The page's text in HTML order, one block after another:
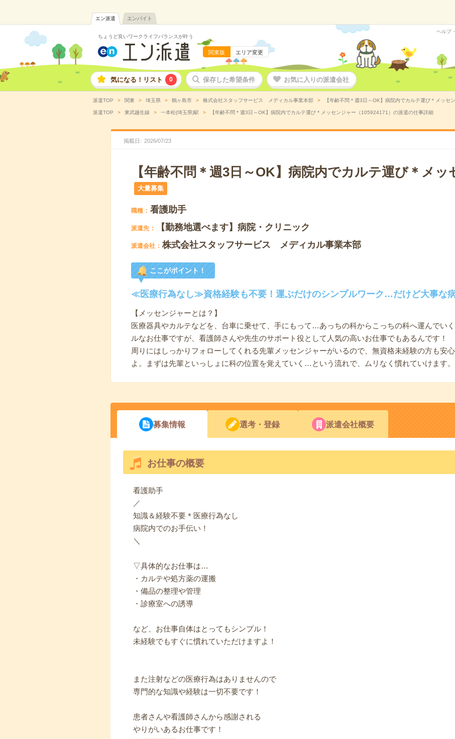
エン派遣 エンバイト
ちょうど良いワークライフバランスが叶う
関東版 エリア変更
ヘルプ
気になる！リスト 0 保存した希望条件 お気に入りの派遣会社
派遣TOP 関東 埼玉県 鶴ヶ島市 株式会社スタッフサービス メディカル事業本部 【年齢不問＊週3日～OK】病院内でカルテ運び＊メッ
派遣TOP 東武越生線 一本松(埼玉県)駅 【年齢不問＊週3日～OK】病院内でカルテ運び＊メッセンジャー（105924171）の派遣の仕事詳細
掲載日 2026/07/23
【年齢不問＊週3日～OK】病院内でカルテ運び＊メッ
大量募集
職種 看護助手
派遣先 【勤務地選べます】病院・クリニック
派遣会社 株式会社スタッフサービス メディカル事業本部
ここがポイント！
≪医療行為なし≫資格経験も不要！運ぶだけのシンプルワーク…だけど大事な
【メッセンジャーとは？】
医療器具やカルテなどを、台車に乗せて、手にもって…あっちの科からこっちの科へ運んでい
ルなお仕事ですが、看護師さんや先生のサポート役として人気の高いお仕事でもあるんです！
周りにはしっかりフォローしてくれる先輩メッセンジャーがいるので、無資格未経験の方も安
よ。まずは先輩といっしょに科の位置を覚えていく…という流れで、ムリなく慣れていけます。
募集情報 選考・登録 派遣会社概要
お仕事の概要
看護助手
／
知識＆経験不要＊医療行為なし
病院内でのお手伝い！
＼
▽具体的なお仕事は…
・カルテや処方薬の運搬
・備品の整理や管理
・診療室への誘導
など、お仕事自体はとってもシンプル！
未経験でもすぐに慣れていただけますよ！
また注射などの医療行為はありませんので
専門的な知識や経験は一切不要です！
患者さんや看護師さんから感謝される
やりがいあるお仕事です！